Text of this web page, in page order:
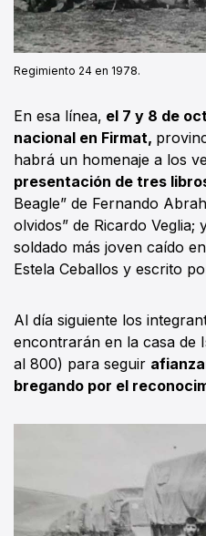
Regimiento 24 en 1978.
En esa línea, el 7 y 8 de
nacional en Firmat,
habrá un homenaje a los
presentación de tres
Beagle” de Fernando
olvidos” de Ricardo Veglia;
soldado más joven caído
Estela Ceballos y escrito
Al día siguiente los
encontrarán en la casa de
al 800) para seguir
bregando por el